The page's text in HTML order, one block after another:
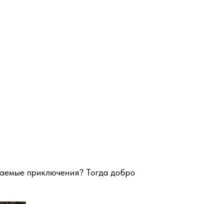
приключения? Тогда добро